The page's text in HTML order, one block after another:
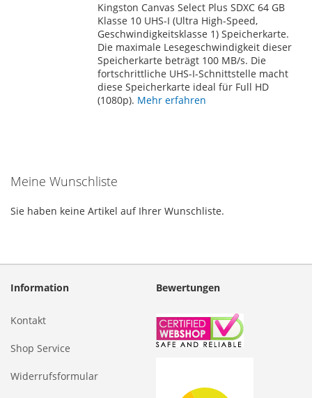
HINZUFÜGEN
HINZUFÜGEN
Kingston Canvas Select Plus SDXC 64 GB
Klasse 10 UHS-I (Ultra High-Speed,
Geschwindigkeitsklasse 1) Speicherkarte.
Die maximale Lesegeschwindigkeit dieser
Speicherkarte beträgt 100 MB/s. Die
fortschrittliche UHS-I-Schnittstelle macht
diese Speicherkarte ideal für Full HD
(1080p). Mehr erfahren
Meine Wunschliste
Sie haben keine Artikel auf Ihrer Wunschliste.
Information
Kontakt
Shop Service
Widerrufsformular
Bewertungen